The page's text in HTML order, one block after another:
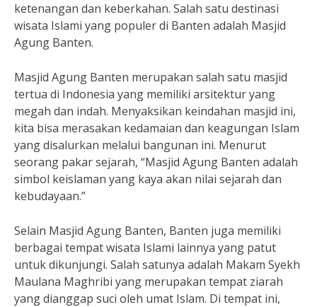
ketenangan dan keberkahan. Salah satu destinasi
wisata Islami yang populer di Banten adalah Masjid
Agung Banten.
Masjid Agung Banten merupakan salah satu masjid
tertua di Indonesia yang memiliki arsitektur yang
megah dan indah. Menyaksikan keindahan masjid ini,
kita bisa merasakan kedamaian dan keagungan Islam
yang disalurkan melalui bangunan ini. Menurut
seorang pakar sejarah, “Masjid Agung Banten adalah
simbol keislaman yang kaya akan nilai sejarah dan
kebudayaan.”
Selain Masjid Agung Banten, Banten juga memiliki
berbagai tempat wisata Islami lainnya yang patut
untuk dikunjungi. Salah satunya adalah Makam Syekh
Maulana Maghribi yang merupakan tempat ziarah
yang dianggap suci oleh umat Islam. Di tempat ini,